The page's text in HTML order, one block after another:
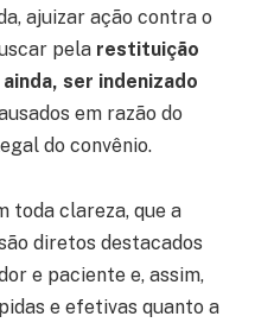
ajuizar ação contra o
pela restituição
ainda, ser indenizado
em razão do
do convênio.
toda clareza, que a
diretos destacados
e paciente e, assim,
e efetivas quanto a